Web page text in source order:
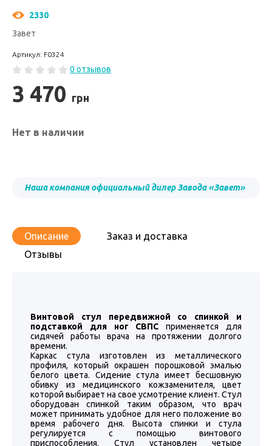
2330
Завет
Артикул: F0324
0 отзывов
3 470 грн
Нет в наличии
Наша компания официальный дилер Завода «Завет»
Описание
Заказ и доставка
Отзывы
Винтовой стул передвижной со спинкой и
подставкой для ног СВПС применяется для
сидячей работы врача на протяжении долгого
времени.
Каркас стула изготовлен из металлического
профиля, который окрашен порошковой эмалью
белого цвета. Сидение стула имеет бесшовную
обивку из медицинского кожзаменителя, цвет
которой выбирает на свое усмотрение клиент. Стул
оборудован спинкой таким образом, что врач
может принимать удобное для него положение во
время рабочего дня. Высота спинки и стула
регулируется с помощью винтового
приспособления. Стул установлен четыре